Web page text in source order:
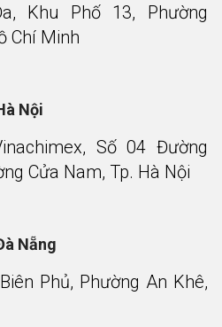
Khu Phố 13, Phường
Chí Minh
Nội
Số 04 Đường
Cửa Nam, Tp. Hà Nội
Nẵng
Phủ, Phường An Khê,